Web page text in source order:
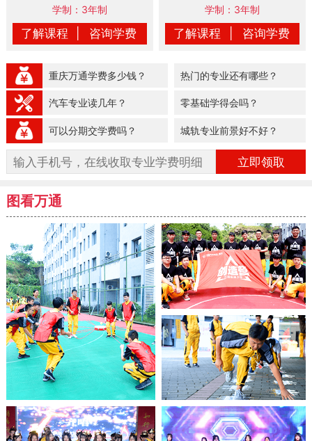
学制：3年制
了解课程 咨询学费
学制：3年制
了解课程 咨询学费
重庆万通学费多少钱？ 热门的专业还有哪些？
汽车专业读几年？ 零基础学得会吗？
可以分期交学费吗？ 城轨专业前景好不好？
立即领取
图看万通